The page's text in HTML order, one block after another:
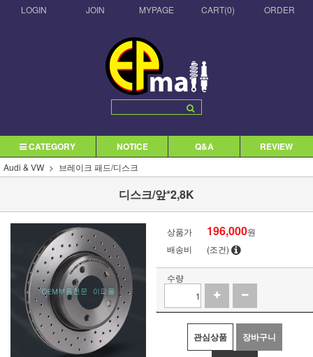
LOGIN JOIN MYPAGE CART(0) ORDER
CATEGORY NOTICE Q&A REVIEW
Audi & VW 브레이크 패드/디스크
디스크/앞*2,8K
상품가 196,000원
배송비
(조건)
수량
관심상품 장바구니